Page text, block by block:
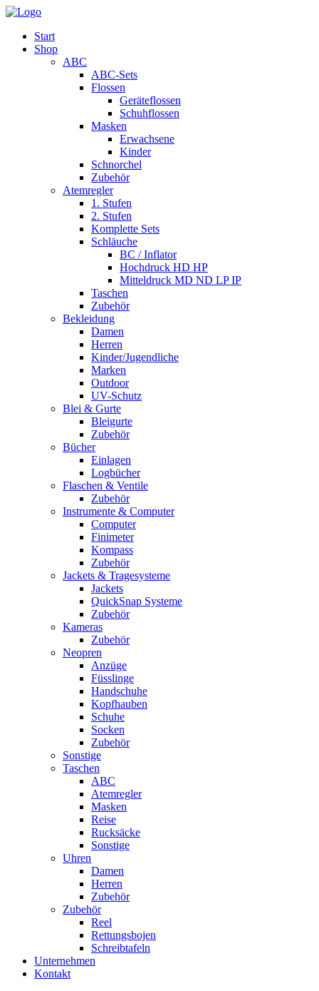
Start
Shop
ABC
ABC-Sets
Flossen
Geräteflossen
Schuhflossen
Masken
Erwachsene
Kinder
Schnorchel
Zubehör
Atemregler
1. Stufen
2. Stufen
Komplette Sets
Schläuche
BC / Inflator
Hochdruck HD HP
Mitteldruck MD ND LP IP
Taschen
Zubehör
Bekleidung
Damen
Herren
Kinder/Jugendliche
Marken
Outdoor
UV-Schutz
Blei & Gurte
Bleigurte
Zubehör
Bücher
Einlagen
Logbücher
Flaschen & Ventile
Zubehör
Instrumente & Computer
Computer
Finimeter
Kompass
Zubehör
Jackets & Tragesysteme
Jackets
QuickSnap Systeme
Zubehör
Kameras
Zubehör
Neopren
Anzüge
Füsslinge
Handschuhe
Kopfhauben
Schuhe
Socken
Zubehör
Sonstige
Taschen
ABC
Atemregler
Masken
Reise
Rucksäcke
Sonstige
Uhren
Damen
Herren
Zubehör
Zubehör
Reel
Rettungsbojen
Schreibtafeln
Unternehmen
Kontakt